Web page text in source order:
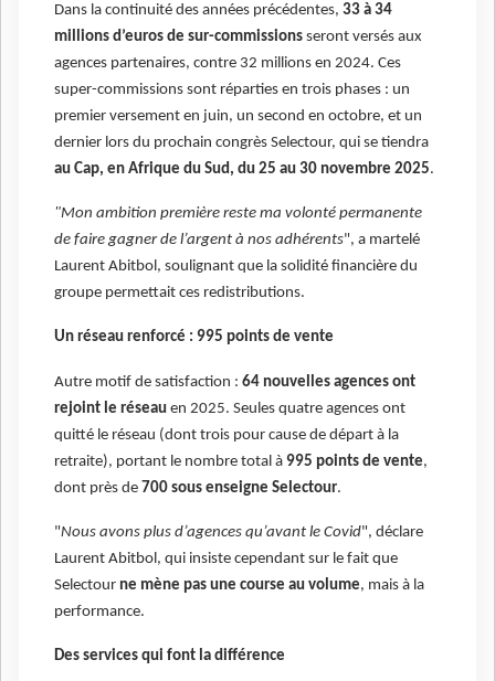
Dans la continuité des années précédentes, 33 à 34
millions d’euros de sur-commissions seront versés aux
agences partenaires, contre 32 millions en 2024. Ces
super-commissions sont réparties en trois phases : un
premier versement en juin, un second en octobre, et un
dernier lors du prochain congrès Selectour, qui se tiendra
au Cap, en Afrique du Sud, du 25 au 30 novembre 2025.
"Mon ambition première reste ma volonté permanente
de faire gagner de l’argent à nos adhérents", a martelé
Laurent Abitbol, soulignant que la solidité financière du
groupe permettait ces redistributions.
Un réseau renforcé : 995 points de vente
Autre motif de satisfaction : 64 nouvelles agences ont
rejoint le réseau en 2025. Seules quatre agences ont
quitté le réseau (dont trois pour cause de départ à la
retraite), portant le nombre total à 995 points de vente,
dont près de 700 sous enseigne Selectour.
"Nous avons plus d’agences qu’avant le Covid", déclare
Laurent Abitbol, qui insiste cependant sur le fait que
Selectour ne mène pas une course au volume, mais à la
performance.
Des services qui font la différence